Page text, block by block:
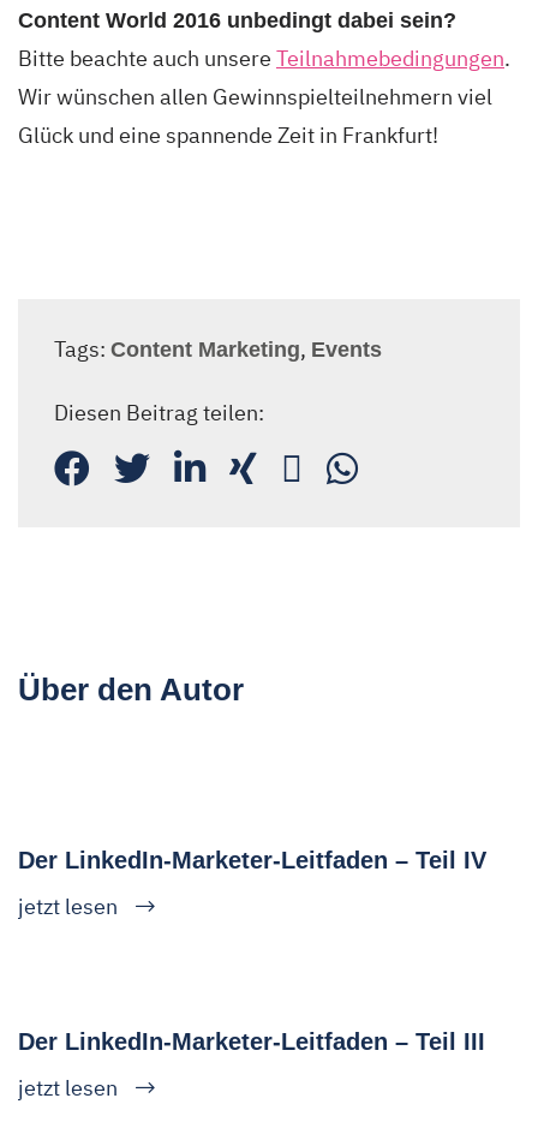
Content World 2016 unbedingt dabei sein?
Bitte beachte auch unsere Teilnahmebedingungen.
Wir wünschen allen Gewinnspielteilnehmern viel
Glück und eine spannende Zeit in Frankfurt!
Tags: Content Marketing, Events
Diesen Beitrag teilen:
Über den Autor
Der LinkedIn-Marketer-Leitfaden – Teil IV
jetzt lesen
Der LinkedIn-Marketer-Leitfaden – Teil III
jetzt lesen